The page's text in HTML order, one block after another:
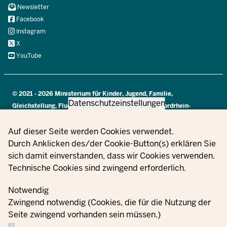
Privacy settings
Datenschutzeinstellungen
Auf dieser Seite werden Cookies verwendet.
Durch Anklicken des/der Cookie-Button(s) erklären Sie
sich damit einverstanden, dass wir Cookies verwenden.
Technische Cookies sind zwingend erforderlich.
Notwendig
Zwingend notwendig (Cookies, die für die Nutzung der
Seite zwingend vorhanden sein müssen.)
Proszę się z
nami
Zamówienia Nadruk
Informacje
dotyczące
Navi
Social
Newsletter
Facebook
Instagram
X
YouTube
© 2021 - 2026 Ministerium für Kinder, Jugend, Familie,
Gleichstellung, Flucht und Integration des Landes Nordrhein-